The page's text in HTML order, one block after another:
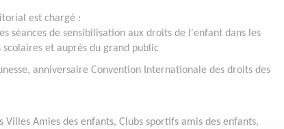
est chargé :
séances de sensibilisation aux droits de l'enfant dans les
scolaires et auprès du grand public
anniversaire Convention Internationale des droits des
Amies des enfants, Clubs sportifs amis des enfants,